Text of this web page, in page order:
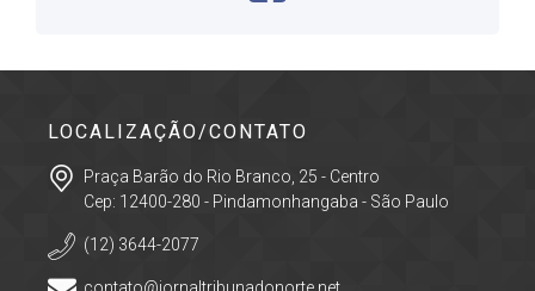
LOCALIZAÇÃO/CONTATO
Praça Barão do Rio Branco, 25 - Centro
Cep: 12400-280 - Pindamonhangaba - São Paulo
(12) 3644-2077
contato@jornaltribunadonorte.net